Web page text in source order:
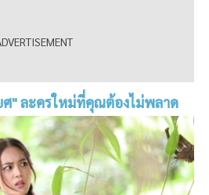
ศ" ละครใหม่ที่คุณต้องไม่พลาด